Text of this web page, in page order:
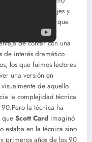
de personajes y
usamos siempre) que
de contar con una
de interés dramático
los que fuimos lectores
una versión en
de aquello
la complejidad técnica
la técnica ha
que Scott Card imaginó
estaba en la técnica sino
primeros años de los 90